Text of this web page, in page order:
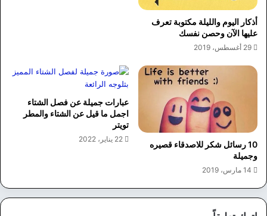
أذكار اليوم والليلة مكتوبة تعرف
عليها الآن وحصن نفسك
29 أغسطس، 2019
10 رسائل شكر للاصدقاء قصيره
وجميلة
14 مارس، 2019
عبارات جميلة عن فصل الشتاء
اجمل ما قيل عن الشتاء والمطر
تويتر
22 يناير، 2022